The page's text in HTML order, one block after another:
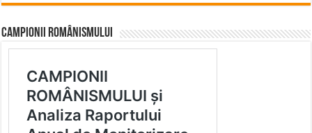
CAMPIONII ROMÂNISMULUI